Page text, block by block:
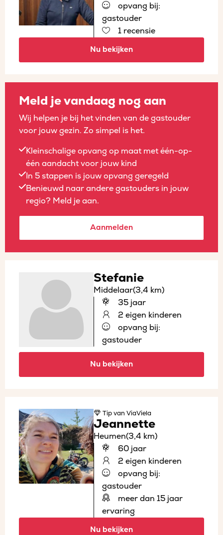
opvang bij:
gastouder
1 recensie
Nu bekijken
Meld je vandaag nog aan
Wij helpen je bij het vinden van de gastouder
voor jouw gezin. Zo simpel is het.
Kleinschalige opvang op maat met één-op-
één aandacht voor jouw kind
In 5 stappen is jouw opvang geregeld
Benieuwd naar andere gastouders in jouw
regio? Meld je aan.
Aanmelden
Stefanie
Middelaar(3,4 km)
35 jaar
2 eigen kinderen
opvang bij:
gastouder
Nu bekijken
Tipvan ViaViela
Jeannette
Heumen(3,4 km)
60 jaar
2 eigen kinderen
opvang bij:
gastouder
meer dan 15 jaar
ervaring
Nu bekijken